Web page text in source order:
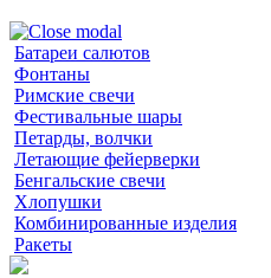
Батареи салютов
Фонтаны
Римские свечи
Фестивальные шары
Петарды, волчки
Летающие фейерверки
Бенгальские свечи
Хлопушки
Комбинированные изделия
Ракеты